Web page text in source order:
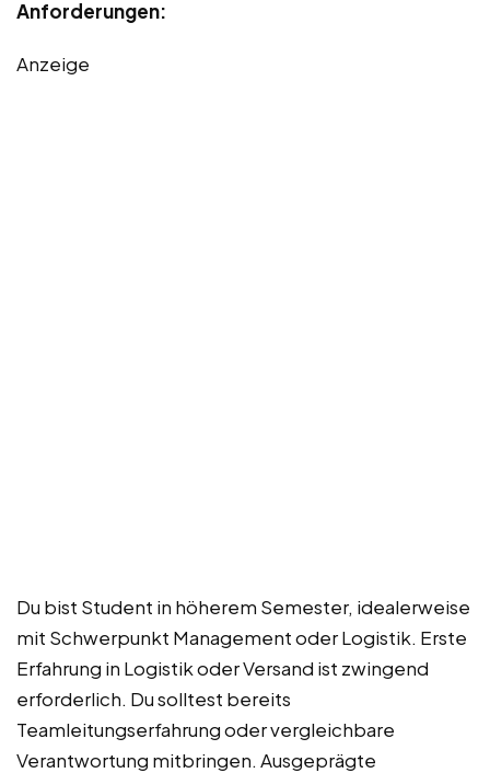
Anforderungen:
Anzeige
Du bist Student in höherem Semester, idealerweise
mit Schwerpunkt Management oder Logistik. Erste
Erfahrung in Logistik oder Versand ist zwingend
erforderlich. Du solltest bereits
Teamleitungserfahrung oder vergleichbare
Verantwortung mitbringen. Ausgeprägte